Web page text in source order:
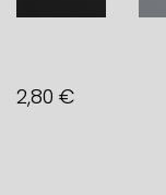
2,80 €